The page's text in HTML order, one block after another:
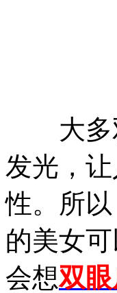
大多双
发光，
性。所
的美女
会想双